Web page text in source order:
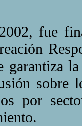
fue
garantiza
sobre
por